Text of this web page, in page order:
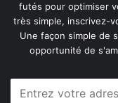
futés pour optimiser
très simple, inscrivez-
Une façon simple de
opportunité de